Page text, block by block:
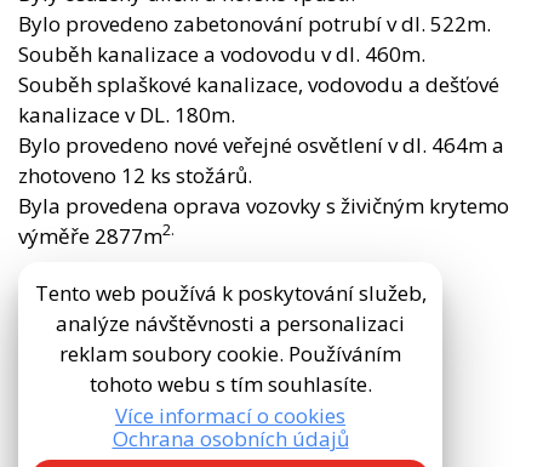
Bylo provedeno zabetonování potrubí v dl. 522m.
Souběh kanalizace a vodovodu v dl. 460m.
Souběh splaškové kanalizace, vodovodu a dešťové
kanalizace v DL. 180m.
Bylo provedeno nové veřejné osvětlení v dl. 464m a
zhotoveno 12 ks stožárů.
Byla provedena oprava vozovky s živičným krytemo
výměře 2877m2.
Zásady zpracování osobních údajů
Tento web používá k poskytování služeb,
analýze návštěvnosti a personalizaci
reklam soubory cookie. Používáním
tohoto webu s tím souhlasíte.
Více informací o cookies
Ochrana osobních údajů